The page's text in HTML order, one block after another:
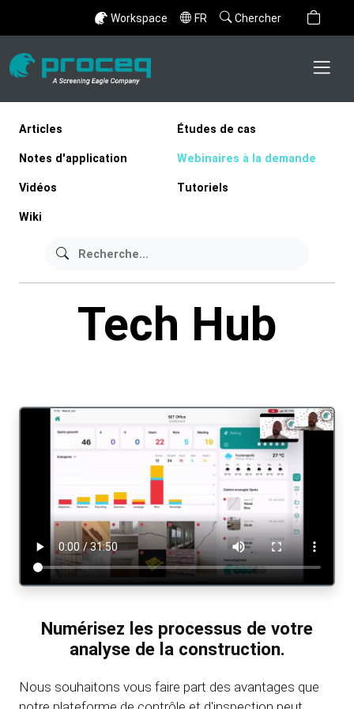
Workspace FR Chercher
Articles Études de cas
Notes d'application Webinaires à la demande
Vidéos Tutoriels
Wiki
Tech Hub
Numérisez les processus de votre
analyse de la construction.
Nous souhaitons vous faire part des avantages que